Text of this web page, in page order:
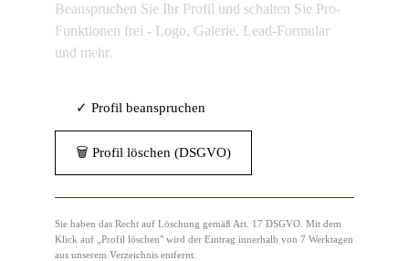
Beanspruchen Sie Ihr Profil und schalten Sie Pro-
Funktionen frei - Logo, Galerie, Lead-Formular
und mehr.
✓ Profil beanspruchen
🗑 Profil löschen (DSGVO)
Sie haben das Recht auf Löschung gemäß Art. 17 DSGVO. Mit dem
Klick auf „Profil löschen" wird der Eintrag innerhalb von 7 Werktagen
aus unserem Verzeichnis entfernt.